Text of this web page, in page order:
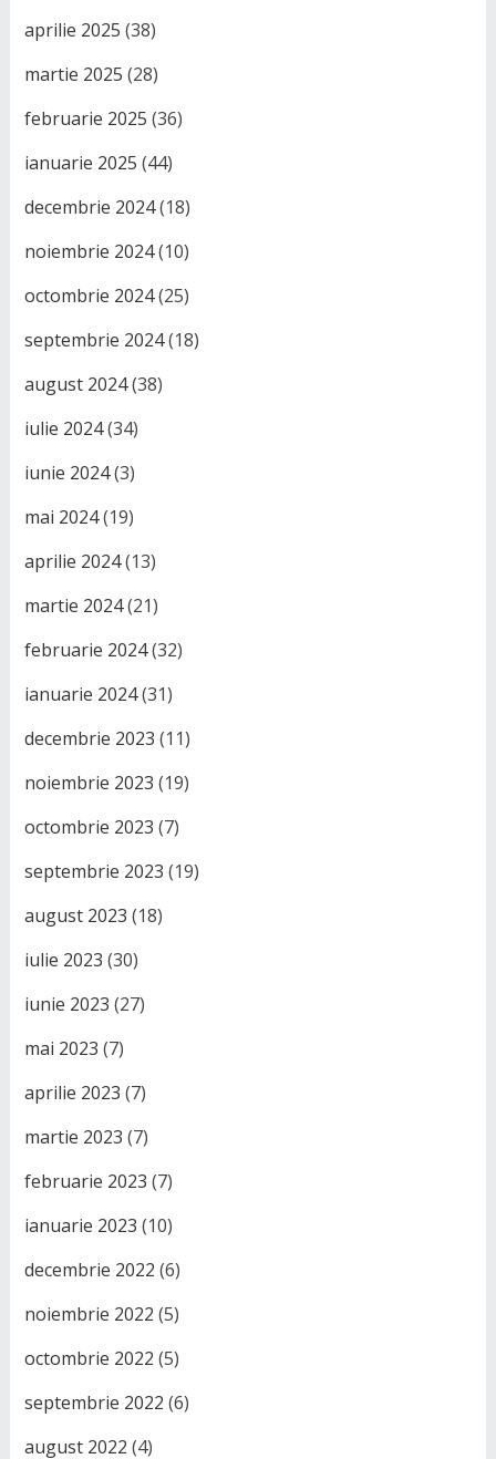
aprilie 2025 (38)
martie 2025 (28)
februarie 2025 (36)
ianuarie 2025 (44)
decembrie 2024(18)
noiembrie 2024(10)
octombrie 2024(25)
septembrie 2024(18)
august 2024(38)
iulie 2024(34)
iunie 2024(3)
mai 2024(19)
aprilie 2024(13)
martie 2024(21)
februarie 2024(32)
ianuarie 2024(31)
decembrie 2023 (11)
noiembrie 2023 (19)
octombrie 2023 (7)
septembrie 2023 (19)
august 2023 (18)
iulie 2023 (30)
iunie 2023 (27)
mai 2023 (7)
aprilie 2023 (7)
martie 2023 (7)
februarie 2023 (7)
ianuarie 2023 (10)
decembrie 2022 (6)
noiembrie 2022 (5)
octombrie 2022 (5)
septembrie 2022 (6)
august 2022 (4)